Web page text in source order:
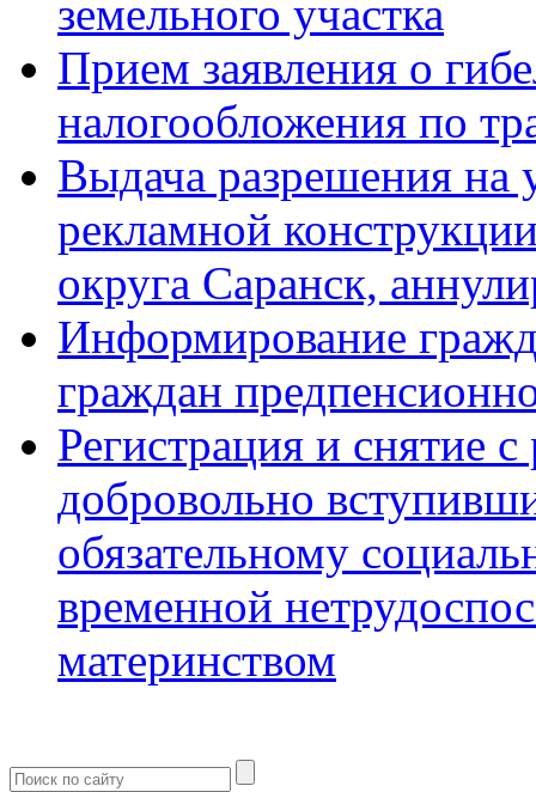
земельного участка
Прием заявления о
налогообложения по
Выдача разрешения на
рекламной
округа Саранск,
Информирование
граждан
Регистрация и снятие
добровольно
обязательному
временной
материнством